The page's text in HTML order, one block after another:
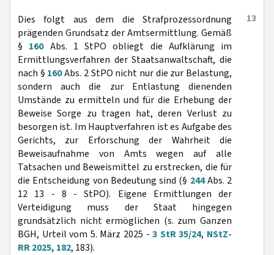
13
Dies folgt aus dem die Strafprozessordnung
prägenden Grundsatz der Amtsermittlung. Gemäß
§ 160Abs. 1 StPO obliegt die Aufklärung im
Ermittlungsverfahren der Staatsanwaltschaft, die
nach § 160Abs. 2 StPO nicht nur die zur Belastung,
sondern auch die zur Entlastung dienenden
Umstände zu ermitteln und für die Erhebung der
Beweise Sorge zu tragen hat, deren Verlust zu
besorgen ist. Im Hauptverfahren ist es Aufgabe des
Gerichts, zur Erforschung der Wahrheit die
Beweisaufnahme von Amts wegen auf alle
Tatsachen und Beweismittel zu erstrecken, die für
die Entscheidung von Bedeutung sind (§ 244Abs. 2
12 13 - 8 - StPO). Eigene Ermittlungen der
Verteidigung muss der Staat hingegen
grundsätzlich nicht ermöglichen (s. zum Ganzen
BGH, Urteil vom 5. März 2025 -3 StR 35/24, NStZ-
RR 2025, 182, 183).